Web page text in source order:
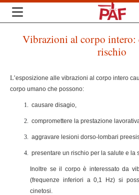
Vibrazioni al corpo intero:
rischio
L’esposizione alle vibrazioni al corpo intero
corpo umano che possono:
causare disagio,
compromettere la prestazione
aggravare lesioni dorso-lombari
presentare un rischio per la salute e la
Inoltre se il corpo è interessato da
(frequenze inferiori a 0,1 Hz) si
cinetosi.